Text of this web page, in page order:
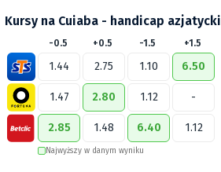
Kursy na Cuiaba - handicap azjatycki
-0.5 +0.5 -1.5 +1.5
1.44 2.75 1.10 6.50
1.47 2.80 1.12 -
2.85 1.48 6.40 1.12
Najwyższy w danym wyniku